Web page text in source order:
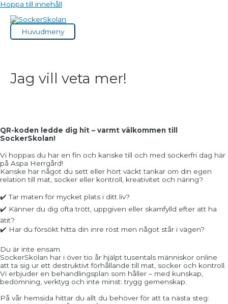
Hoppa till innehåll
Huvudmeny
Jag vill veta mer!
QR-koden ledde dig hit – varmt välkommen till
SockerSkolan!
Vi hoppas du har en fin och kanske till och med sockerfri dag här
på Aspa Herrgård!
Kanske har något du sett eller hört väckt tankar om din egen
relation till mat, socker eller kontroll, kreativitet och näring?
✔️ Tar maten för mycket plats i ditt liv?
✔️ Känner du dig ofta trött, uppgiven eller skamfylld efter att ha
ätit?
✔️ Har du försökt hitta din inre röst men något står i vägen?
Du är inte ensam.
SockerSkolan har i över tio år hjälpt tusentals människor online
att ta sig ur ett destruktivt förhållande till mat, socker och kontroll.
Vi erbjuder en behandlingsplan som håller – med kunskap,
bedömning, verktyg och inte minst: trygg gemenskap.
På vår hemsida hittar du allt du behöver för att ta nästa steg: